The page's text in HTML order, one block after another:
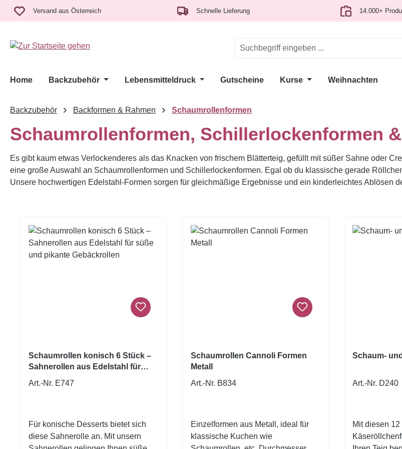
Hauptinhalt springen
Zur Suche springen
Zur Hauptnavigation springen
Versand aus Österreich Schnelle Lieferung 14.000+
Home Backzubehör Lebensmitteldruck Gutscheine Kurse Weihnachten
Backzubehör Backformen & Rahmen Schaumrollenformen
Schaumrollenformen, Schillerlockenformen
Es gibt kaum etwas Verlockenderes als das Knacken von frischem Blätterteig, gefüllt mit süßer Sahne oder
eine große Auswahl an Schaumrollenformen und Schillerlockenformen. Egal ob du klassische gerade
Unsere hochwertigen Edelstahl-Formen sorgen für gleichmäßige Ergebnisse und ein kinderleichtes Ablösen
Schaumrollen konisch 6 Stück –
Sahnerollen aus Edelstahl für
Art.-Nr. E747
Für konische Desserts bietet sich
diese Sahnerolle an. Mit unsern
Schaumrollen Cannoli Formen
Metall
Art.-Nr. B834
Einzelformen aus Metall, ideal für
klassische Kuchen wie
Schaum-
Art.-Nr. D240
Mit diesen